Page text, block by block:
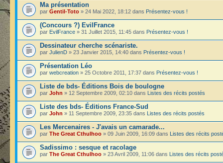
Ma présentation
par Gentil-Toto » 24 Mai 2022, 18:12 dans Présentez-vous !
(Concours ?) EvilFrance
par EvilFrance » 31 Juillet 2015, 11:45 dans Présentez-vous !
Dessinateur cherche scénariste.
par JulienD » 23 Janvier 2015, 14:40 dans Présentez-vous !
Présentation Léo
par webcreation » 25 Octobre 2011, 17:37 dans Présentez-vous !
Liste de bds- Éditions Bois de boulogne
par John » 12 Septembre 2009, 02:10 dans Listes des récits postés
Liste des bds- Éditions France-Sud
par John » 11 Septembre 2009, 23:35 dans Listes des récits postés
Les Mercenaires - J'avais un camarade...
par The Great Cthulhoo » 09 Juin 2009, 16:09 dans Listes des récits
Sadissimo : sesque et racolage
par The Great Cthulhoo » 23 Avril 2009, 11:06 dans Listes des récits